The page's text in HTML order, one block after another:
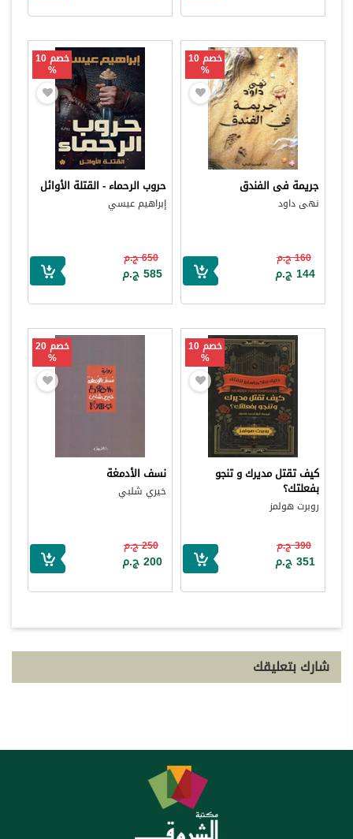
خصم 10
%
جريمة فى الفندق
نهى داود
160 ج.م
144 ج.م
خصم 10
%
حروب الرحماء - القتلة الأوائل
إبراهيم عيسي
650 ج.م
585 ج.م
خصم 10
%
كيف تقتل مديرك و تنجو
بفعلتك؟
روبرت هولمز
390 ج.م
351 ج.م
خصم 20
%
نسف الأدمغة
خيري شلبي
250 ج.م
200 ج.م
شارك بتعليقك